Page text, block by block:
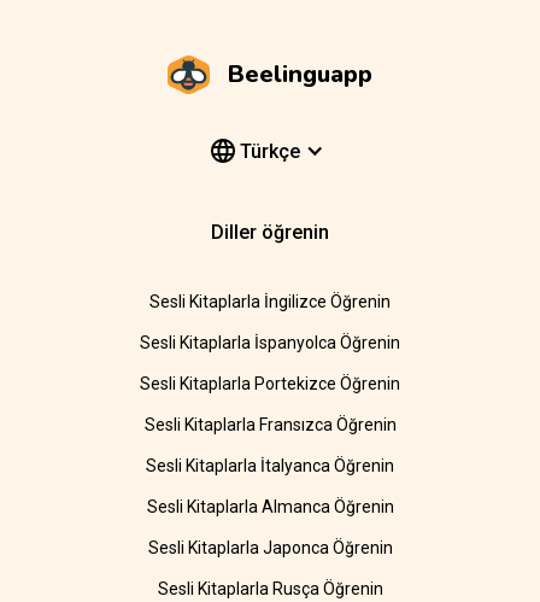
Beelinguapp
Türkçe
Diller öğrenin
Sesli Kitaplarla İngilizce Öğrenin
Sesli Kitaplarla İspanyolca Öğrenin
Sesli Kitaplarla Portekizce Öğrenin
Sesli Kitaplarla Fransızca Öğrenin
Sesli Kitaplarla İtalyanca Öğrenin
Sesli Kitaplarla Almanca Öğrenin
Sesli Kitaplarla Japonca Öğrenin
Sesli Kitaplarla Rusça Öğrenin